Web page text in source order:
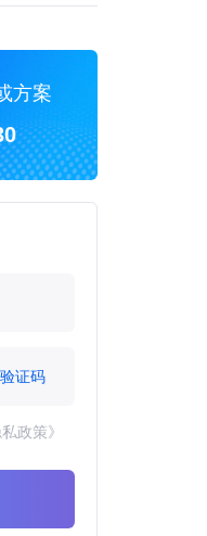
方案
证码
政策》